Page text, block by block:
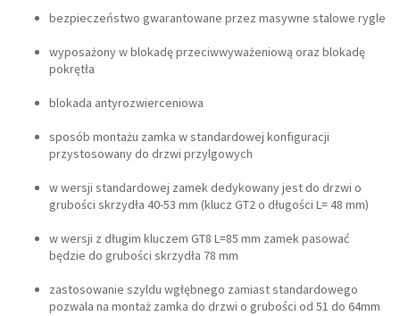
bezpieczeństwo gwarantowane przez masywne stalowe rygle
wyposażony w blokadę przeciwwyważeniową oraz blokadę
pokrętła
blokada antyrozwierceniowa
sposób montażu zamka w standardowej konfiguracji
przystosowany do drzwi przylgowych
w wersji standardowej zamek dedykowany jest do drzwi o
grubości skrzydła 40-53 mm (klucz GT2 o długości L= 48 mm)
w wersji z długim kluczem GT8 L=85 mm zamek pasować
będzie do grubości skrzydła 78 mm
zastosowanie szyldu wgłębnego zamiast standardowego
pozwala na montaż zamka do drzwi o grubości od 51 do 64mm